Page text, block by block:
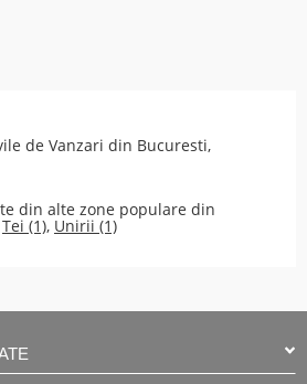
de Vanzari din Bucuresti,
din alte zone populare din
Tei (1), Unirii (1)